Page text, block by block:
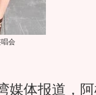
会
报道，阿